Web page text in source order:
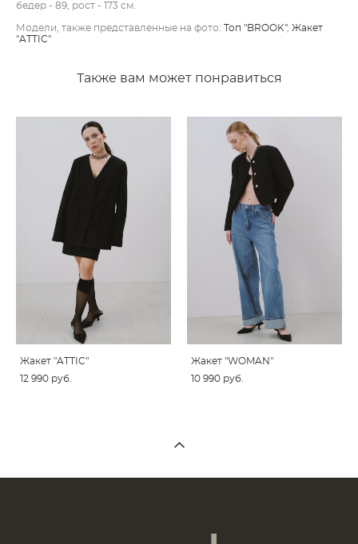
бедер - 89, рост - 173 см.
​Модели, также представленные на фото: Топ "BROOK", Жакет
"ATTIC"
Также вам может понравиться
Жакет "ATTIC"
12 990 pуб.
Жакет "WOMAN"
10 990 pуб.